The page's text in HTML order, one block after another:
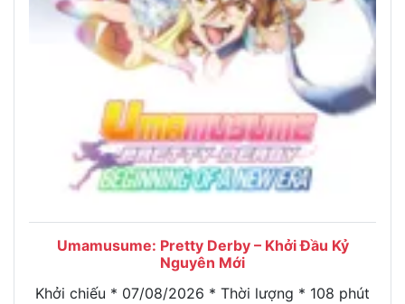
Umamusume: Pretty Derby – Khởi Đầu Kỷ
Nguyên Mới
Khởi chiếu * 07/08/2026 * Thời lượng * 108 phút